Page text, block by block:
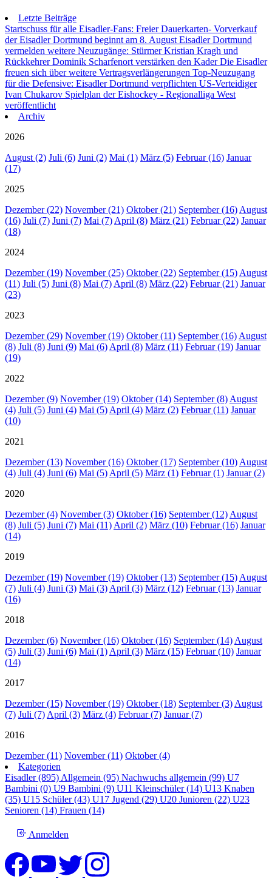
Letzte Beiträge
Startschuss für alle Eisadler-Fans: Freier Dauerkarten- Vorverkauf
der Eisadler Dortmund beginnt am 8. AugustEisadler Dortmund
vermelden weitere Neuzugänge: Stürmer Kristian Kragh und
Rückkehrer Dominik Scharfenort verstärken den KaderDie Eisadler
freuen sich über weitere Vertragsverlängerungen Top-Neuzugang
für die Defensive: Eisadler Dortmund verpflichten US-Verteidiger
Ivan Chukarov Spielplan der Eishockey - Regionalliga West
veröffentlicht
Archiv
2026
August (2) Juli (6) Juni (2) Mai (1) März (5) Februar (16) Januar
(17)
2025
Dezember (22) November (21) Oktober (21) September (16)August
(16) Juli (7) Juni (7) Mai (7)April (8) März (21) Februar (22) Januar
(18)
2024
Dezember (19) November (25) Oktober (22) September (15)August
(11) Juli (5) Juni (8) Mai (7)April (8) März (22) Februar (21) Januar
(23)
2023
Dezember (29) November (19) Oktober (11) September (16)August
(8) Juli (8) Juni (9) Mai (6)April (8) März (11) Februar (19) Januar
(19)
2022
Dezember (9) November (19) Oktober (14) September (8)August
(4) Juli (5) Juni (4) Mai (5)April (4) März (2) Februar (11) Januar
(10)
2021
Dezember (13) November (16) Oktober (17) September (10)August
(4) Juli (4) Juni (6) Mai (5)April (5) März (1) Februar (1) Januar (2)
2020
Dezember (4) November (3) Oktober (16) September (12)August
(8) Juli (5) Juni (7) Mai (11)April (2) März (10) Februar (16) Januar
(14)
2019
Dezember (19) November (19) Oktober (13) September (15)August
(7) Juli (4) Juni (3) Mai (3)April (3) März (12) Februar (13) Januar
(16)
2018
Dezember (6) November (16) Oktober (16) September (14)August
(5) Juli (3) Juni (6) Mai (1)April (3) März (15) Februar (10) Januar
(14)
2017
Dezember (15) November (19) Oktober (18) September (3)August
(7) Juli (7)April (3) März (4) Februar (7) Januar (7)
2016
Dezember (11) November (11) Oktober (4)
Kategorien
Eisadler (895)Allgemein (95) Nachwuchs allgemein (99) U7
Bambini (0) U9 Bambini (9) U11 Kleinschüler (14) U13 Knaben
(35) U15 Schüler (43) U17 Jugend (29) U20 Junioren (22) U23
Senioren (14) Frauen (14)
Anmelden